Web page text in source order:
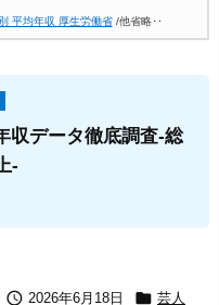
平均年収 厚生労働省/他省略‥
収データ徹底調査-総
-
 2026年6月18日  芸人